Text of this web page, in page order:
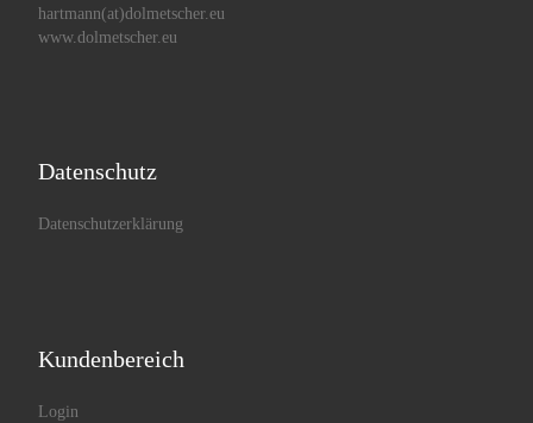
hartmann(at)dolmetscher.eu
www.dolmetscher.eu
Datenschutz
Datenschutzerklärung
Kundenbereich
Login